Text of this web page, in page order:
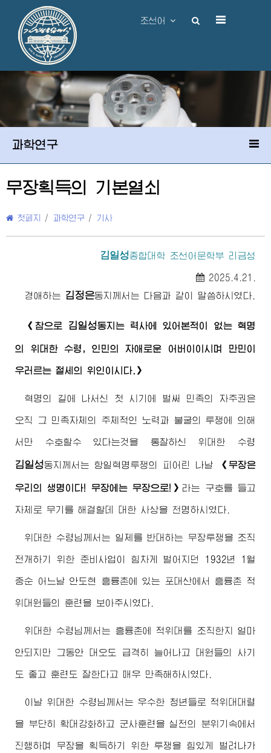
조선어
과학연구
무장획득의 기본열쇠
첫페지 / 과학연구 / 기사
김일성종합대학 조선어문학부 리금성
2025.4.21.
경애하는 김정은동지께서 는 다음과 같이 말씀하시였다.
《참으로 김일성동지 는 력사에 있어본적이 없는 혁명
의 위대한 수령 , 인민의 자애로운 어버이 이시며 만민이
우러르는 절세의 위인이시다.》
혁명의 길에 나서신 첫 시기에 벌써 민족의 자주권은
오직 그 민족자체의 주체적인 노력과 불굴의 투쟁에 의해
서만 수호할수 있다는것을 통찰하신위대한 수령
김일성동지께서 는 항일혁명투쟁의 피어린 나날 《무장은
우리의 생명이다! 무장에는 무장으로!》라는 구호를 들고
자체로 무기를 해결할데 대한 사상을 천명하시였다.
위대한 수령님께서는 일제를 반대하는 무장투쟁을 조직
전개하기 위한 준비사업이 힘차게 벌어지던 1932년 1월
중순 어느날 안도현 흥륭촌에 있는 포대산에서 흥륭촌 적
위대원들의 훈련을 보아주시였다.
위대한 수령님께서는 흥륭촌에 적위대를 조직한지 얼마
안되지만 그동안 대오도 급격히 늘어나고 대원들의 사기
도 좋고 훈련도 잘한다고 매우 만족해하시였다.
이날위대한 수령님께서 는 우수한 청년들로 적위대대렬
을 부단히 확대강화하고 군사훈련을 실전의 분위기속에서
진행하며 무장을 획득하기 위한 투쟁을 힘있게 벌려나가